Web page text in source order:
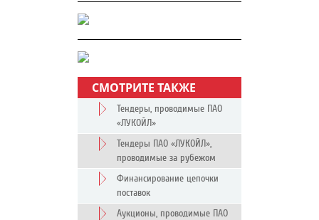
СМОТРИТЕ ТАКЖЕ
Тендеры, проводимые ПАО
«ЛУКОЙЛ»
Тендеры ПАО «ЛУКОЙЛ»,
проводимые за рубежом
Финансирование цепочки
поставок
Аукционы, проводимые ПАО